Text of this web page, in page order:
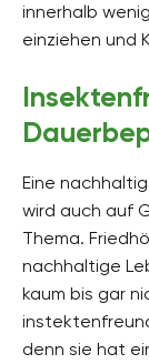
innerhalb
einziehen und
Eine
wird auch auf
Thema.
nachhaltige
kaum bis gar
denn sie hat